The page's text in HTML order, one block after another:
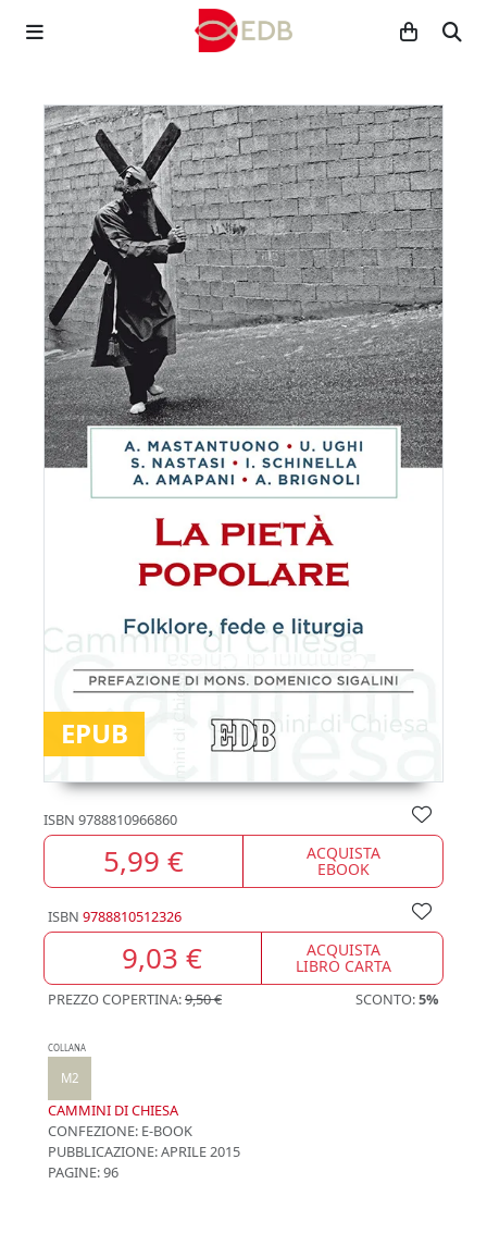
EPUB
ISBN 9788810966860
5,99 € ACQUISTA
EBOOK
ISBN 9788810512326
9,03 € ACQUISTA
LIBRO CARTA
PREZZO COPERTINA:9,50 € SCONTO:5%
COLLANA
M2
CAMMINI DI CHIESA
CONFEZIONE: E-BOOK
PUBBLICAZIONE:APRILE 2015
PAGINE: 96